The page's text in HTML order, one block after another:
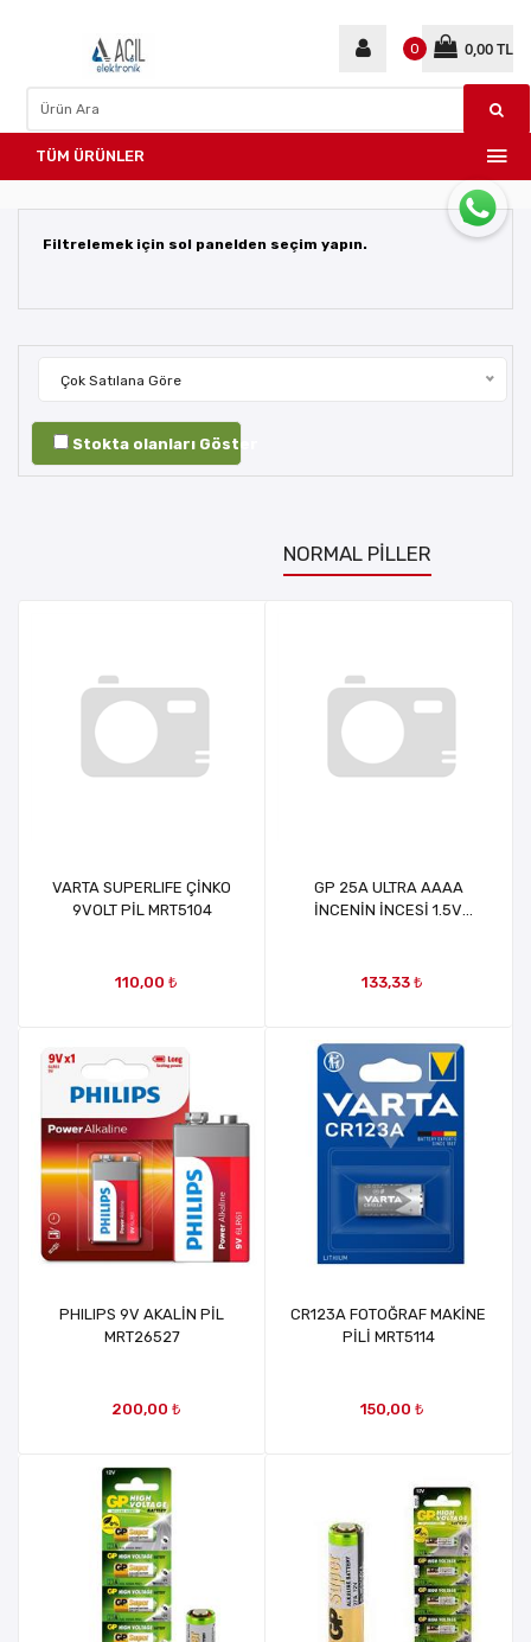
0,00 TL
0
TÜM ÜRÜNLER
Filtrelemek için sol panelden seçim yapın.
Çok Satılana Göre
Stokta olanları Göster
NORMAL PİLLER
VARTA SUPERLIFE ÇİNKO
9VOLT PİL MRT5104
110,00 ₺
GP 25A ULTRA AAAA
İNCENİN İNCESİ 1.5V
133,33 ₺
PHILIPS 9V AKALİN PİL
MRT26527
200,00 ₺
CR123A FOTOĞRAF MAKİNE
PİLİ MRT5114
150,00 ₺